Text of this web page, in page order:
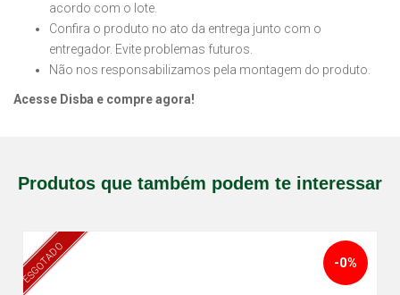
acordo com o lote.
Confira o produto no ato da entrega junto com o
entregador. Evite problemas futuros.
Não nos responsabilizamos pela montagem do produto.
Acesse Disba e compre agora!
Produtos que também podem te interessar
ESGOTADO -0%